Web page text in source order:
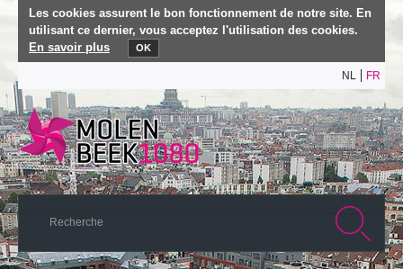
Les cookies assurent le bon fonctionnement de notre site. En
utilisant ce dernier, vous acceptez l'utilisation des cookies.
En savoir plus
OK
NL FR